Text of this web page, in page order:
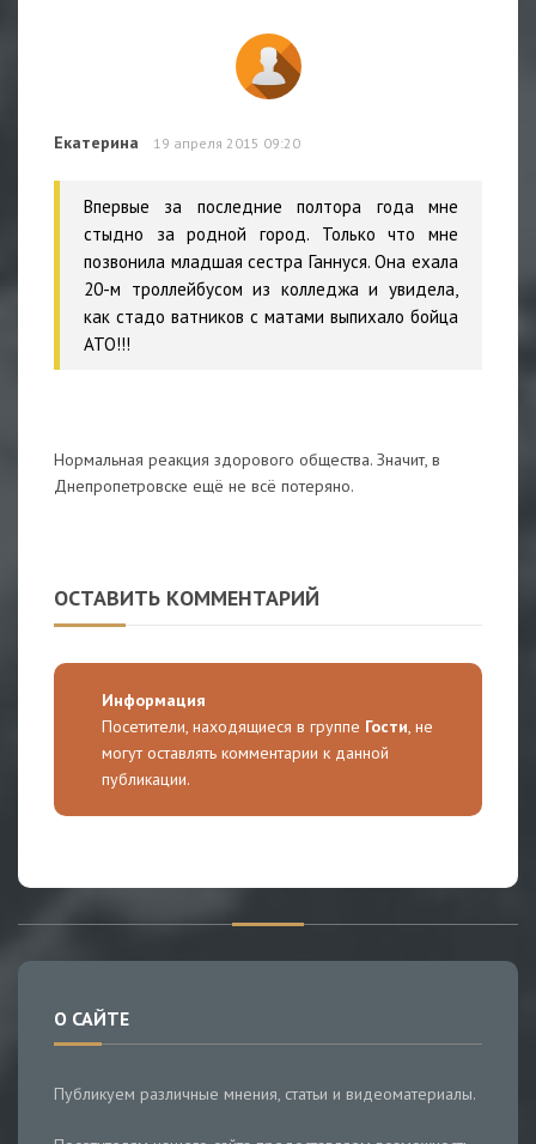
Екатерина 19 апреля 2015 09:20
Впервые за последние полтора года мне
стыдно за родной город. Только что мне
позвонила младшая сестра Ганнуся. Она ехала
20-м троллейбусом из колледжа и увидела,
как стадо ватников с матами выпихало бойца
АТО!!!
Нормальная реакция здорового общества. Значит, в
Днепропетровске ещё не всё потеряно.
ОСТАВИТЬ КОММЕНТАРИЙ
Информация
Посетители, находящиеся в группе Гости, не
могут оставлять комментарии к данной
публикации.
О САЙТЕ
Публикуем различные мнения, статьи и видеоматериалы.